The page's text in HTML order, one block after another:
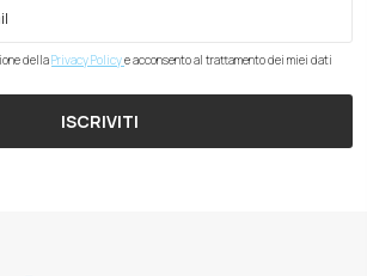
dellaPrivacy Policye acconsento al trattamento dei miei dati
ISCRIVITI